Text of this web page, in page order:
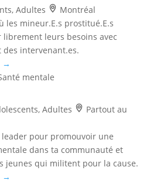
Adultes
Montréal
les mineur.E.s prostitué.E.s
leurs besoins avec
des intervenant.es.
→
mentale
Adultes
Partout au
pour promouvoir une
dans ta communauté et
jeunes qui militent pour la cause.
→